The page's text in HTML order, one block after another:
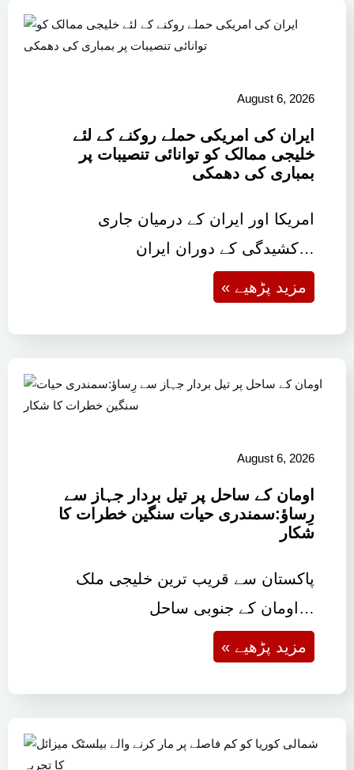
August 6, 2026
ایران کی امریکی حملے روکنے کے لئے
خلیجی ممالک کو توانائی تنصیبات پر
بمباری کی دھمکی
امریکا اور ایران کے درمیان جاری
کشیدگی کے دوران ایران…
« مزید پڑھیے
August 6, 2026
اومان کے ساحل پر تیل بردار جہاز سے
رِساؤ:سمندری حیات سنگین خطرات کا
شکار
پاکستان سے قریب ترین خلیجی ملک
اومان کے جنوبی ساحل…
« مزید پڑھیے